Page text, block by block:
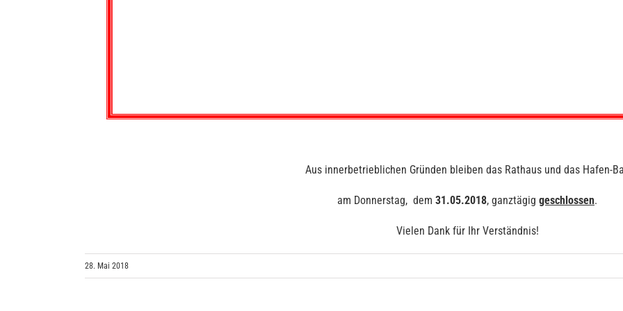
Aus innerbetrieblichen Gründen bleiben das Rathaus und das Hafen-
am Donnerstag, dem 31.05.2018, ganztägig geschlossen.
Vielen Dank für Ihr Verständnis!
28. Mai 2018